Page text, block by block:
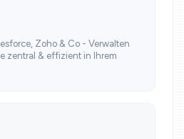
Zoho & Co - Verwalten
zentral & effizient in Ihrem